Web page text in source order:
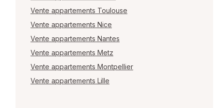
Vente appartements Toulouse
Vente appartements Nice
Vente appartements Nantes
Vente appartements Metz
Vente appartements Montpellier
Vente appartements Lille